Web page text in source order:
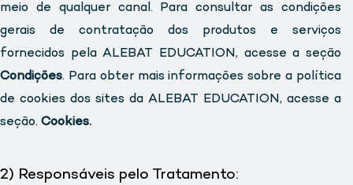
meio de qualquer canal. Para consultar as condições
gerais de contratação dos produtos e serviços
fornecidos pela ALEBAT EDUCATION, acesse a seção
Condições. Para obter mais informações sobre a política
de cookies dos sites da ALEBAT EDUCATION, acesse a
seção. Cookies.
2) Responsáveis pelo Tratamento: